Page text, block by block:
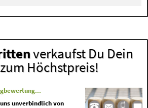
verkaufst Du Dein
Höchstpreis!
unverbindlich von